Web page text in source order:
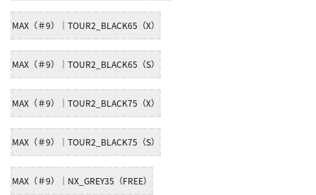
MAX（＃9）｜TOUR2_BLACK65（X）
MAX（＃9）｜TOUR2_BLACK65（S）
MAX（＃9）｜TOUR2_BLACK75（X）
MAX（＃9）｜TOUR2_BLACK75（S）
MAX（＃9）｜NX_GREY35（FREE）